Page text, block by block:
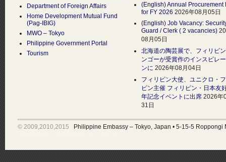
Department of Foreign Affairs
Home Development Mutual Fund
(Pag-IBIG)
MWO – Tokyo
Philippine Government Portal
Tourism
(English) Annual Procurement
for FY 2026 2026年08月05日
(English) Job Vacancy:
Guard / Clerk ( 2 vacancies)
08月05日
北海道の陶芸展で、フィリピ
ンゴーが受賞作のインスピレ
ンに 2026年08月04日
フィリピン大使、ユニクロ・
ピン主催 フィリピン・日本友
年記念イベントに出席 2026年
31日
© 2009,2010,2015 Philippine Embassy – Tokyo, Japan • 5-15-5 Roppongi